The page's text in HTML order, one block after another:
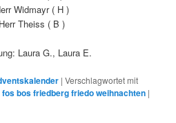
Widmayr ( H )
Theiss ( B )
Laura G., Laura E.
|Verschlagwortet mit
bos friedberg friedo weihnachten |